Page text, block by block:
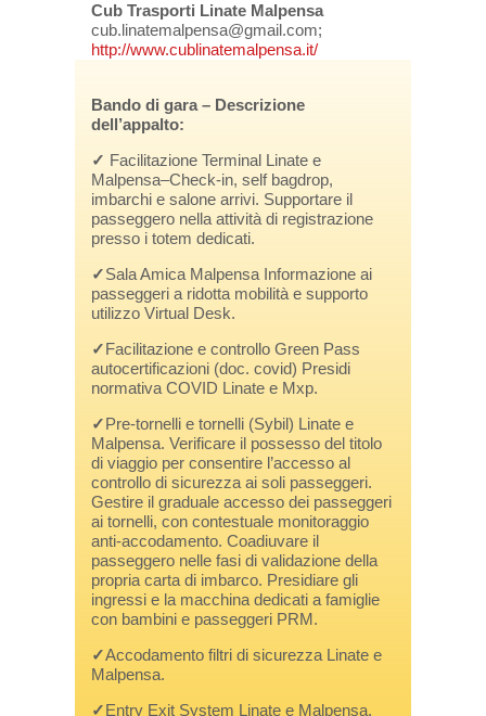
Cub Trasporti Linate Malpensa
cub.linatemalpensa@gmail.com;
http://www.cublinatemalpensa.it/
Bando di gara – Descrizione
dell’appalto:
✓ Facilitazione Terminal Linate e
Malpensa–Check-in, self bagdrop,
imbarchi e salone arrivi. Supportare il
passeggero nella attività di registrazione
presso i totem dedicati.
✓Sala Amica Malpensa Informazione ai
passeggeri a ridotta mobilità e supporto
utilizzo Virtual Desk.
✓Facilitazione e controllo Green Pass
autocertificazioni (doc. covid) Presidi
normativa COVID Linate e Mxp.
✓Pre-tornelli e tornelli (Sybil) Linate e
Malpensa. Verificare il possesso del titolo
di viaggio per consentire l’accesso al
controllo di sicurezza ai soli passeggeri.
Gestire il graduale accesso dei passeggeri
ai tornelli, con contestuale monitoraggio
anti-accodamento. Coadiuvare il
passeggero nelle fasi di validazione della
propria carta di imbarco. Presidiare gli
ingressi e la macchina dedicati a famiglie
con bambini e passeggeri PRM.
✓Accodamento filtri di sicurezza Linate e
Malpensa.
✓Entry Exit System Linate e Malpensa.